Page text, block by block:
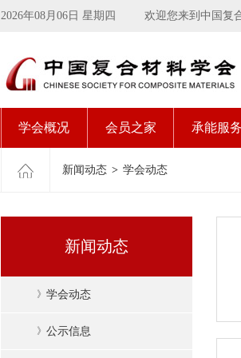
2026年08月06日 星期四 欢迎您来到中国复
学会概况 会员之家 承能服
新闻动态 > 学会动态
新闻动态
》 学会动态
》 公示信息